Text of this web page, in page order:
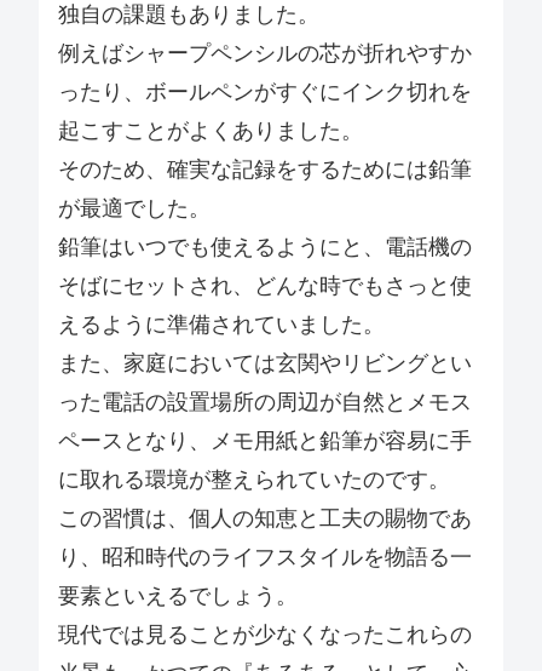
独自の課題もありました。
例えばシャープペンシルの芯が折れやすか
ったり、ボールペンがすぐにインク切れを
起こすことがよくありました。
そのため、確実な記録をするためには鉛筆
が最適でした。
鉛筆はいつでも使えるようにと、電話機の
そばにセットされ、どんな時でもさっと使
えるように準備されていました。
また、家庭においては玄関やリビングとい
った電話の設置場所の周辺が自然とメモス
ペースとなり、メモ用紙と鉛筆が容易に手
に取れる環境が整えられていたのです。
この習慣は、個人の知恵と工夫の賜物であ
り、昭和時代のライフスタイルを物語る一
要素といえるでしょう。
現代では見ることが少なくなったこれらの